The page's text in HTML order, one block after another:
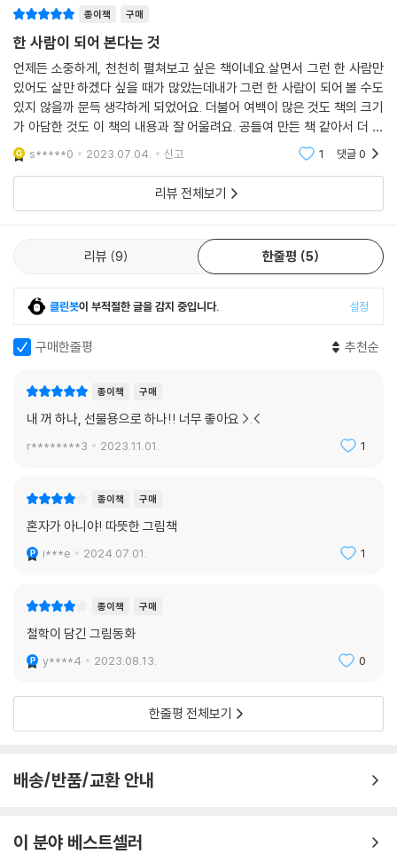
사람일 수도, 그를 외면하는 사람일 수도, 그 사람에게 손을 내미는 사람일
수도 있다. 위해준 작가는 ‘한 사람’이라는 단어에 입체성을 부여함으로써
누구나 ‘한 사람’이 될 수 있다는 가능성을 이야기한다. ‘배제’라는 개인적
이고도 사회적인 문제를 독자가 다면적으로 바라볼 수 있도록 했으며, 자
신도 역시 ‘한 사람’임을 깨닫고 진정한 ‘연대’란 무엇일까를 생각게 한다.
제 12회 웅진주니어 문학상으로 등단한 위해준 작가는 장편 동화『모두가
원하는 아이』에서 보여줬듯이, 이번 작품에서도 어린이, 나아가 인간의 올
곧은 마음에 대한 믿음과 용기에 대해 말한다.
야엘 프랑켈 작가의 그림은 글에 드러나지 않은 구체적인 서사를 부여해
글과는 또 다른 이야기를 만들어 낸다. 각기 다른 역할을 하는 여러 등장인
물과 더불어 돌멩이와 나무, 애벌레와 공 등의 상징적인 장치로 독자들이
볼로냐 라가치 논픽션 부문 아너상에 이어 2023년 볼로냐 라가치 픽션 부
간에는 간결한 선과 제한된 색을 주로 사용했다면, 이번 작품에서는 채도
린 색은 누구라도 한 사람이 될 수 있다는 입체성을, 원형의 이미지는 마치
를 말하는 듯하다.
람, 한 사람의 개성과 존재감도 중하지만 그것이 빛을 발하기 위해서는 한
사람, 한 사람의 연결감과 연대 의식이 더 중요함을 깨달았다. 우리는 모두
미미해 보이는 한 사람의 힘이 모이면 큰 변화가 될 수 있다는 것을 『한 사
종이책 구매
한 사람이 되어 본다는 것
언제든 소중하게, 천천히 펼쳐보고 싶은 책이네요.살면서 그런 한 사람만
있어도 살만 하겠다 싶을 때가 많았는데내가 그런 한 사람이 되어 볼 수도
있지 않을까 문득 생각하게 되었어요. 더불어 여백이 많은 것도 책의 크기
가 아담한 것도 이 책의 내용과 잘 어울려요. 공들여 만든 책 같아서 더 잘
간직하게 될 것 같네요. 아이에게도 어른에게도 꼭 필요한 것에 대한 짧은
이야기라서
s*****0 2023.07.04. 신고 1 댓글0
리뷰 전체보기
리뷰 9 한줄평 5
클린봇이 부적절한 글을 감지 중입니다. 설정
구매한줄평 추천순
종이책 구매
내 꺼 하나, 선물용으로 하나!! 너무 좋아요 >.<
r********3 2023.11.01. 1
종이책 구매
혼자가 아니야! 따뜻한 그림책
i***e 2024.07.01. 1
종이책 구매
철학이 담긴 그림동화
y****4 2023.08.13. 0
한줄평 전체보기
배송/반품/교환 안내
이 분야 베스트셀러